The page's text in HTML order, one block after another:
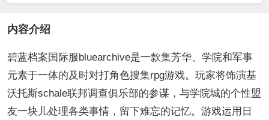
内容介绍
碧蓝档案国际服bluearchive是一款集芳华、学院和军事
元素于一体的及时对打角色搜集rpg游戏。玩家将饰演基
沃托斯schale联邦调查俱乐部的参谋，与学院城的个性盟
友一块儿处理各类事情，留下难忘的记忆。游戏运用日